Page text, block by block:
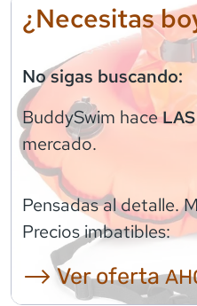
¿Necesitas
No sigas buscando:
BuddySwim hace
mercado.
Pensadas al detalle.
Precios imbatibles:
⟶ Ver oferta